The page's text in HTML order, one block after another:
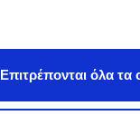
Επιτρέπονται όλα τα